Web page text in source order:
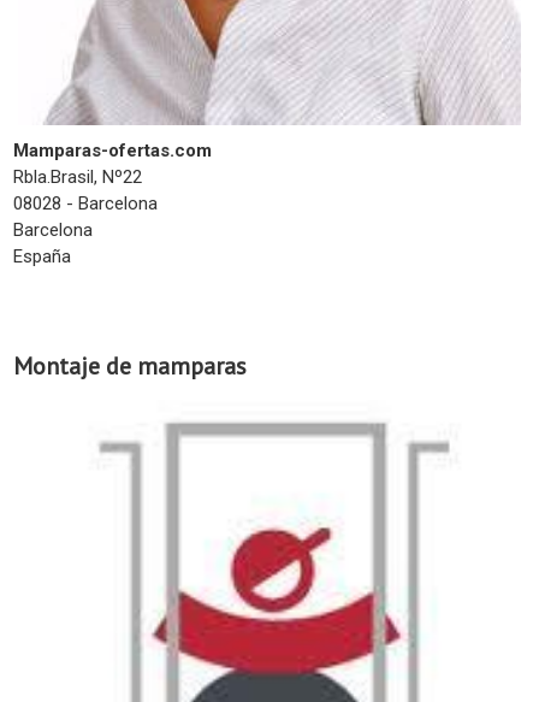
Mamparas-ofertas.com
Rbla.Brasil, Nº22
08028 - Barcelona
Barcelona
España
Montaje de mamparas